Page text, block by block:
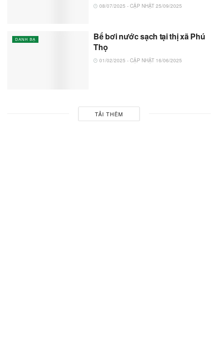
08/07/2025 - CẬP NHẬT 25/09/2025
DANH BẠ
Bể bơi nước sạch tại thị xã Phú
Thọ
01/02/2025 - CẬP NHẬT 16/06/2025
TẢI THÊM